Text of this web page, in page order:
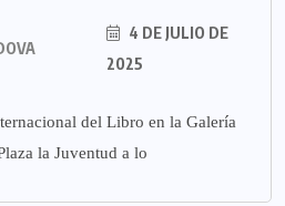
4 DE JULIO DE
2025
del Libro en la Galería
la Juventud a lo